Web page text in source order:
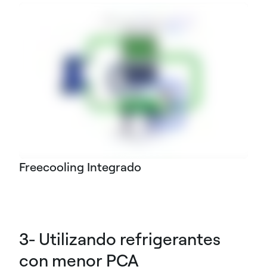
Freecooling Integrado
3- Utilizando refrigerantes
con menor PCA